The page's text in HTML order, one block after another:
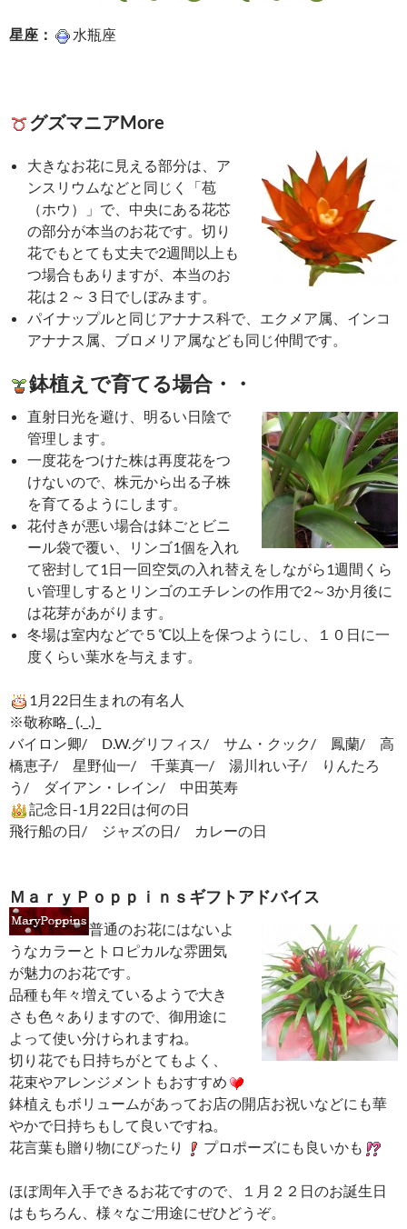
星座： 水瓶座
グズマニアMore
大きなお花に見える部分は、ア
ンスリウムなどと同じく「苞
（ホウ）」で、中央にある花芯
の部分が本当のお花です。切り
花でもとても丈夫で2週間以上も
つ場合もありますが、本当のお
花は２～３日でしぼみます。
パイナップルと同じアナナス科で、エクメア属、インコ
アナナス属、ブロメリア属なども同じ仲間です。
鉢植えで育てる場合・・
直射日光を避け、明るい日陰で
管理します。
一度花をつけた株は再度花をつ
けないので、株元から出る子株
を育てるようにします。
花付きが悪い場合は鉢ごとビニ
ール袋で覆い、リンゴ1個を入れ
て密封して1日一回空気の入れ替えをしながら1週間くら
い管理しするとリンゴのエチレンの作用で2～3か月後に
は花芽があがります。
冬場は室内などで５℃以上を保つようにし、１０日に一
度くらい葉水を与えます。
1月22日生まれの有名人
※敬称略_ (._.)_
バイロン卿/ D.W.グリフィス/ サム・クック/ 鳳蘭/ 高
橋恵子/ 星野仙一/ 千葉真一/ 湯川れい子/ りんたろ
う/ ダイアン・レイン/ 中田英寿
記念日-1月22日は何の日
飛行船の日/ ジャズの日/ カレーの日
ＭａｒｙＰｏｐｐｉｎｓギフトアドバイス
普通のお花にはないよ
うなカラーとトロピカルな雰囲気
が魅力のお花です。
品種も年々増えているようで大き
さも色々ありますので、御用途に
よって使い分けられますね。
切り花でも日持ちがとてもよく、
花束やアレンジメントもおすすめ
鉢植えもボリュームがあってお店の開店お祝いなどにも華
やかで日持ちもして良いですね。
花言葉も贈り物にぴったり
プロポーズにも良いかも
ほぼ周年入手できるお花ですので、１月２２日のお誕生日
はもちろん、様々なご用途にぜひどうぞ。